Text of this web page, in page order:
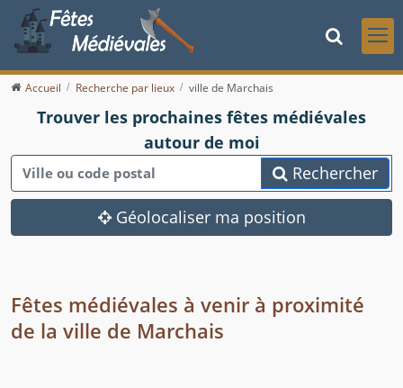
Accueil Recherche par lieux ville de Marchais
Trouver les prochaines fêtes médiévales
autour de moi
Rechercher
Géolocaliser ma position
Fêtes médiévales à venir à proximité
de la ville de Marchais